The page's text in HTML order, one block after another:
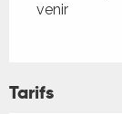
venir
Tarifs